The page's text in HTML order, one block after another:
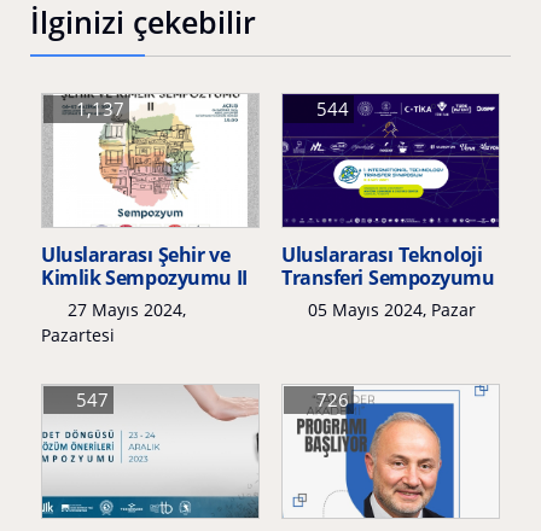
İlginizi çekebilir
Uluslararası Şehir ve
Kimlik Sempozyumu II
27 Mayıs 2024,
Pazartesi
1,137
Uluslararası Teknoloji
Transferi Sempozyumu
05 Mayıs 2024, Pazar
544
547 726